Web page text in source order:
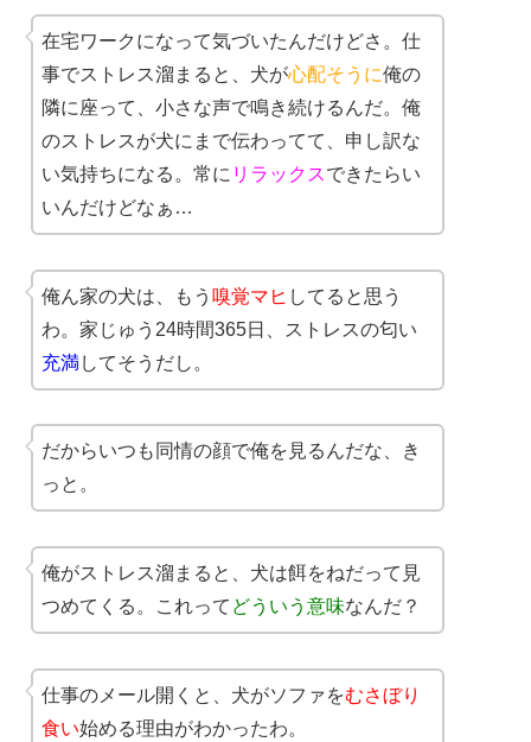
在宅ワークになって気づいたんだけどさ。仕
事でストレス溜まると、犬が心配そうに俺の
隣に座って、小さな声で鳴き続けるんだ。俺
のストレスが犬にまで伝わってて、申し訳な
い気持ちになる。常に リラックスできたらい
いんだけどなぁ…
俺ん家の犬は、もう 嗅覚マヒ してると思う
わ。家じゅう24時間365日、ストレスの匂い
充満してそうだし。
だからいつも同情の顔で俺を見るんだな、き
っと。
俺がストレス溜まると、犬は餌をねだって見
つめてくる。これって どういう意味なんだ？
仕事のメール開くと、犬がソファをむさぼり
食い始める理由がわかったわ。